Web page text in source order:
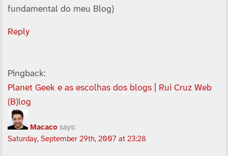
fundamental do meu Blog)
Reply
Pingback:
Planet Geek e as escolhas dos blogs | Rui Cruz Web
(B)log
Macaco says:
Saturday, September 29th, 2007 at 23:28